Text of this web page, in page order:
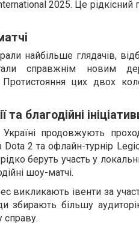
2025. Це
найбільше глядачів,
справжнім новим
Протистояння цих двох
та благодійні
продовжують
Dota 2 та офлайн-турнір
беруть участь у
шоу-матчі.
викликають івенти за
збирають більшу
справу.